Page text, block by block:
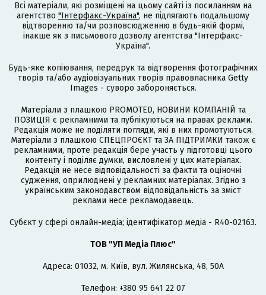
Всі матеріали, які розміщені на цьому сайті із посиланням на
агентство "Інтерфакс-Україна", не підлягають подальшому
відтворенню та/чи розповсюдженню в будь-якій формі,
інакше як з письмового дозволу агентства "Інтерфакс-
Україна".
Будь-яке копіювання, передрук та відтворення фотографічних
творів та/або аудіовізуальних творів правовласника Getty
Images - суворо забороняється.
Матеріали з плашкою PROMOTED, НОВИНИ КОМПАНІЙ та
ПОЗИЦІЯ є рекламними та публікуються на правах реклами.
Редакція може не поділяти погляди, які в них промотуються.
Матеріали з плашкою СПЕЦПРОЄКТ та ЗА ПІДТРИМКИ також є
рекламними, проте редакція бере участь у підготовці цього
контенту і поділяє думки, висловлені у цих матеріалах.
Редакція не несе відповідальності за факти та оціночні
судження, оприлюднені у рекламних матеріалах. Згідно з
українським законодавством відповідальність за зміст
реклами несе рекламодавець.
Cубєкт у сфері онлайн-медіа; ідентифікатор медіа - R40-02163.
ТОВ "УП Медіа Плюс"
Адреса: 01032, м. Київ, вул. Жилянська, 48, 50А
Телефон: +380 95 641 22 07